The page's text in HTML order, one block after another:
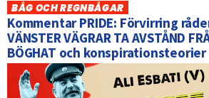
BÅG OCH REGNBÅGAR
Kommentar PRIDE: Förvirring
VÄNSTER VÄGRAR TA AVSTÅND
BÖGHAT och konspirationsteorier